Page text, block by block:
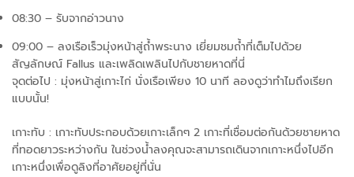
08:30 – รับจากอ่าวนาง
09:00 – ลงเรือเร็วมุ่งหน้าสู่ถ้ำพระนาง เยี่ยมชมถ้ำที่เต็มไปด้วย
สัญลักษณ์ Fallus และเพลิดเพลินไปกับชายหาดที่นี่
จุดต่อไป : มุ่งหน้าสู่เกาะไก่ นั่งเรือเพียง 10 นาที ลองดูว่าทำไมถึงเรียก
แบบนั้น!
เกาะทับ : เกาะทับประกอบด้วยเกาะเล็กๆ 2 เกาะที่เชื่อมต่อกันด้วยชายหาด
ที่ทอดยาวระหว่างกัน ในช่วงน้ำลงคุณจะสามารถเดินจากเกาะหนึ่งไปอีก
เกาะหนึ่งเพื่อดูลิงที่อาศัยอยู่ที่นั่น